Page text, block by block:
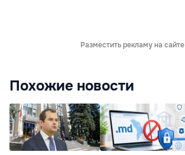
Разместить рекламу на сайте
Похожие новости